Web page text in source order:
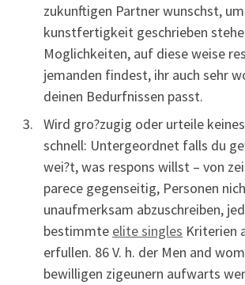
zukunftigen Partner wunschst,
kunstfertigkeit geschrieben
Moglichkeiten, auf diese weise
jemanden findest, ihr auch sehr
deinen Bedurfnissen passt.
Wird gro?zugig oder urteile
schnell: Untergeordnet falls du
wei?t, was respons willst – von
parece gegenseitig, Personen
unaufmerksam abzuschreiben,
bestimmte elite singles Kriterien
erfullen. 86 V. h. der Men and
bewilligen zigeunern aufwarts